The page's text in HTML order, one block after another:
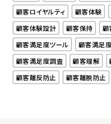
顧客ロイヤルティ
顧客体験
顧客体験設計
顧客保持 顧
顧客満足度ツール
顧客満足
顧客満足度調査
顧客理解
顧客離反防止
顧客離脱防止